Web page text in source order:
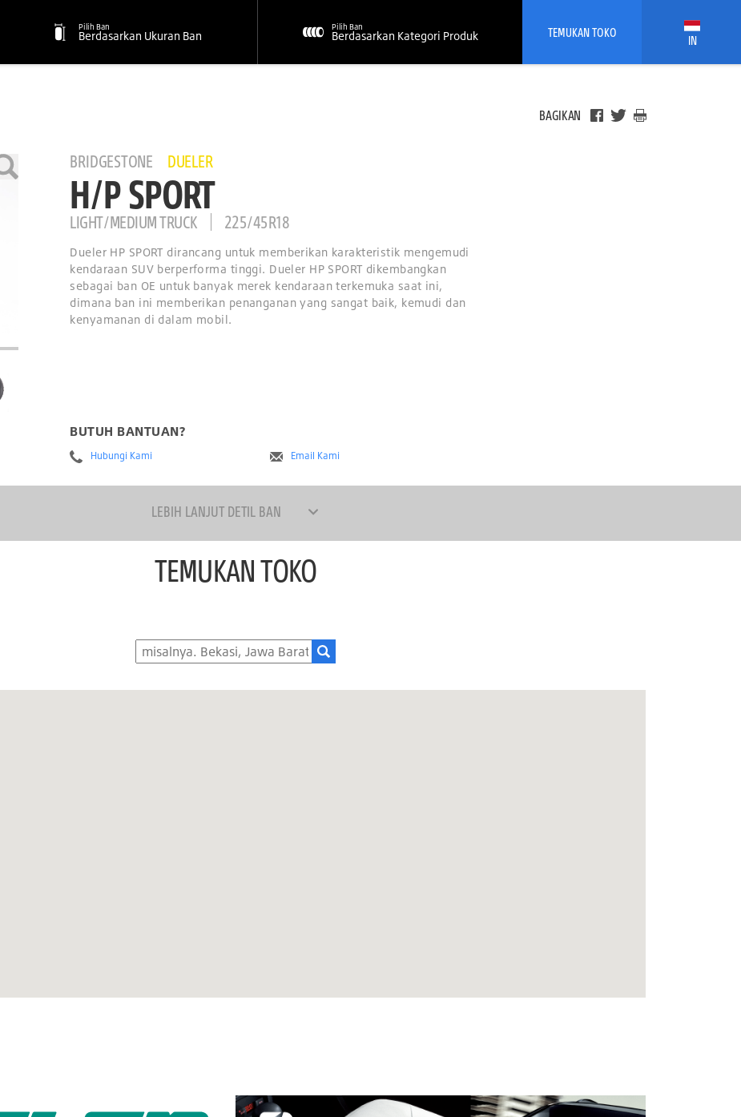
Pilih Ban
Berdasarkan Ukuran Ban
Pilih Ban
Berdasarkan Kategori Produk TEMUKAN TOKO IN
BAGIKAN
BRIDGESTONE DUELER
H/P SPORT
LIGHT/MEDIUM TRUCK 225/45R18
Dueler HP SPORT dirancang untuk memberikan karakteristik mengemudi
kendaraan SUV berperforma tinggi. Dueler HP SPORT dikembangkan
sebagai ban OE untuk banyak merek kendaraan terkemuka saat ini,
dimana ban ini memberikan penanganan yang sangat baik, kemudi dan
kenyamanan di dalam mobil.
BUTUH BANTUAN?
Hubungi Kami Email Kami
LEBIH LANJUT DETIL BAN
TEMUKAN TOKO